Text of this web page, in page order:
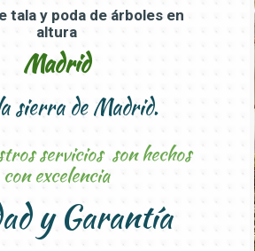
tala y poda de árboles en
altura
Madrid
sierra de Madrid.
servicios son hechos
con excelencia
y Garantía